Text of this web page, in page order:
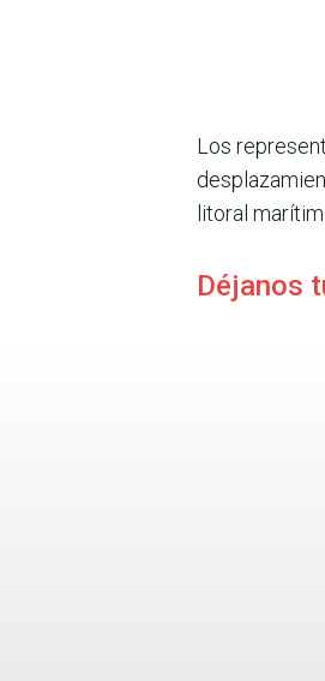
Los
litoral
Déjanos